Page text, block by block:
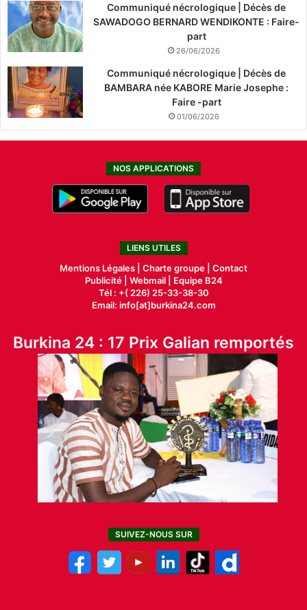
Communiqué nécrologique | Décès de
SAWADOGO BERNARD WENDIKONTE : Faire-
part
26/06/2026
Communiqué nécrologique | Décès de
BAMBARA née KABORE Marie Josephe :
Faire -part
01/06/2026
NOS APPLICATIONS
LIENS UTILES
Mentions Légales | Charte groupe | Contact
Publicité| Webmail |
Equipe B24
Tél : +( 226) 25-33-38-30
Email: info[at]burkina24.com
Burkina 24 : 17 Prix Galian remportés
SUIVEZ-NOUS SUR